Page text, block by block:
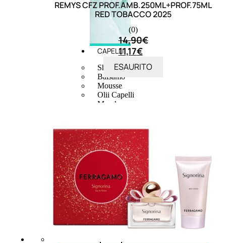
CAPELLI
Shampoo
Balsamo
Mousse
Olii Capelli
Maschere
Sieri e Cristalli
Spray
Cera e Crema
Gel Capelli
Colorazione
Shampoo
REMYS CFZ PROF.AMB.250ML+PROF.75ML
RED TOBACCO 2025
(0)
14,90€
11,17€
ESAURITO